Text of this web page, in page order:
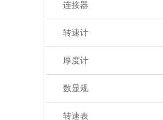
连接器
转速计
厚度计
数显规
转速表